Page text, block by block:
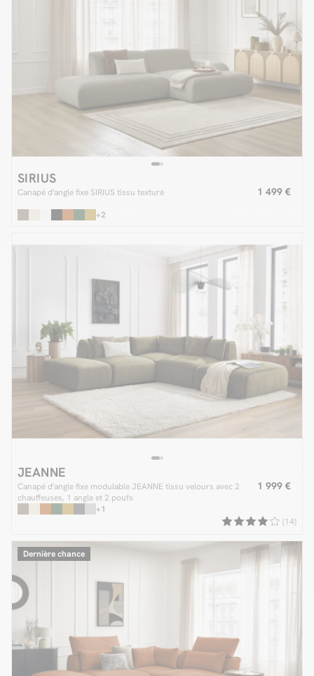
SIRIUS
Canapé d'angle fixe SIRIUS tissu texturé 1 499 €
+2
JEANNE
Canapé d'angle fixe modulable JEANNE tissu velours avec 2
chauffeuses, 1 angle et 2 poufs
1 999 €
+1
(14)
Dernière chance